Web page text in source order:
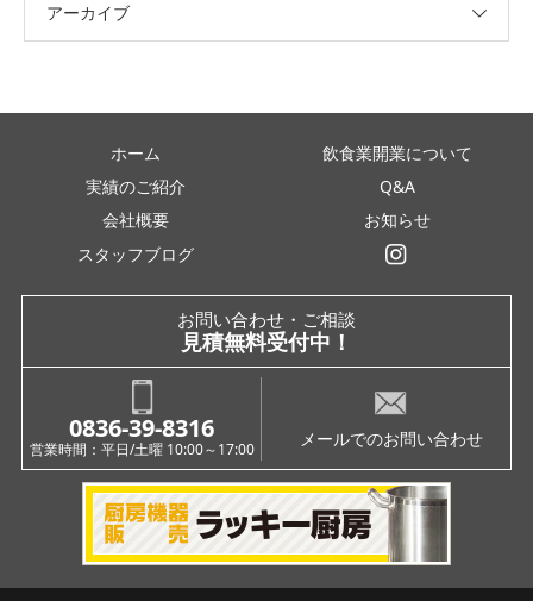
アーカイブ
ホーム
飲食業開業について
実績のご紹介
Q&A
会社概要
お知らせ
スタッフブログ
お問い合わせ・ご相談
見積無料受付中！
0836-39-8316
営業時間：平日/土曜 10:00～17:00 メールでのお問い合わせ